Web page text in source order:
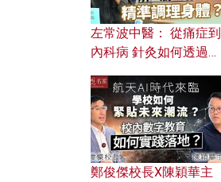
左常波中醫： 從痛症到
內科病 針灸如何透過解
鄭俊傑校長X陳穎華主